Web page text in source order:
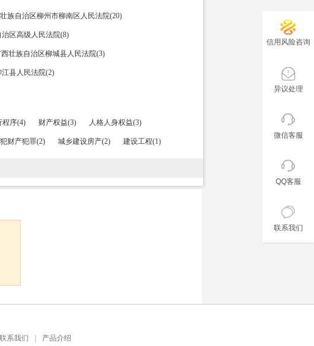
族自治区柳州市柳南区人民法院(20)
治区高级人民法院(8)
西壮族自治区柳城县人民法院(3)
县人民法院(2)
程序(4) 财产权益(3) 人格人身权益(3)
财产犯罪(2) 城乡建设房产(2) 建设工程(1)
信用风险咨询
异议处理
微信客服
QQ客服
联系我们
联系我们 产品介绍